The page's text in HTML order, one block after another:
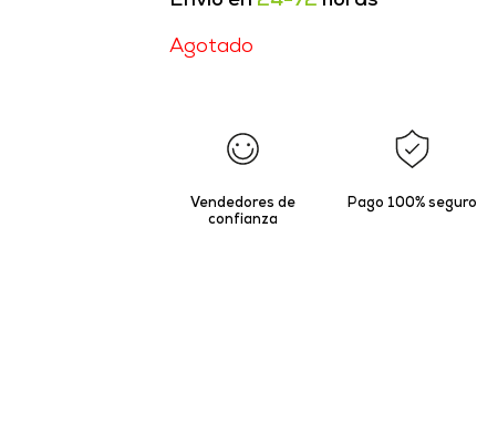
Agotado
Vendedores de
confianza
Pago 100% seguro